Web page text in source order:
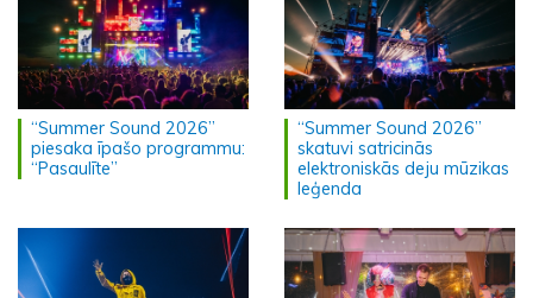
“Summer Sound 2026”
piesaka īpašo programmu:
“Pasaulīte”
“Summer Sound 2026”
skatuvi satricinās
elektroniskās deju mūzikas
leģenda